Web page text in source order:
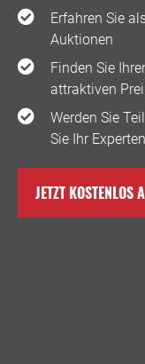
Erfahren Sie
Auktionen
Finden Sie
attraktiven
Werden Sie
Sie Ihr
JETZT KOSTENLOS